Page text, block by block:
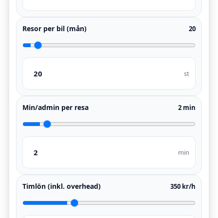
5) Effektivisering
Med positioneringsteknik kan
som befinner sig närmast kunden.
6) Minskade kostnader
Elektronisk körjournal räknar hem
investeringen redan under första året.
Så kommer ni igång
1. Välj OBD
Resor per bil (mån) 20
st
Min/admin per resa 2 min
min
Timlön (inkl. overhead) 350 kr/h